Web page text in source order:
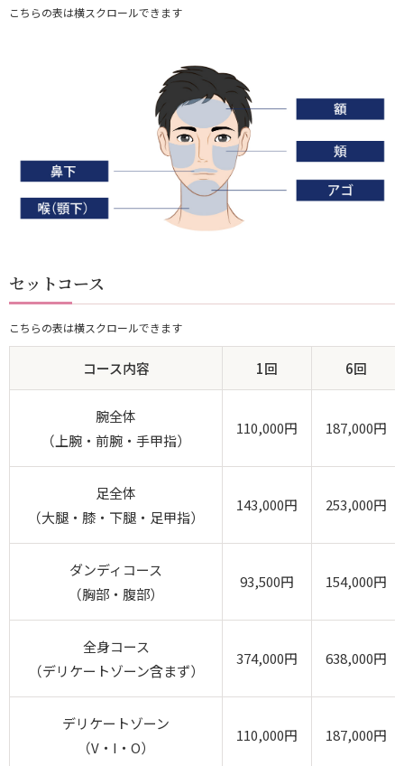
こちらの表は横スクロールできます
セットコース
こちらの表は横スクロールできます
コース内容 1回 6回
腕全体
（上腕・前腕・手甲指）
110,000円 187,000円
足全体
（大腿・膝・下腿・足甲指）
143,000円 253,000円
ダンディコース
（胸部・腹部）
93,500円 154,000円
全身コース
（デリケートゾーン含まず）
374,000円 638,000円
デリケートゾーン
（V・I・O）
110,000円 187,000円